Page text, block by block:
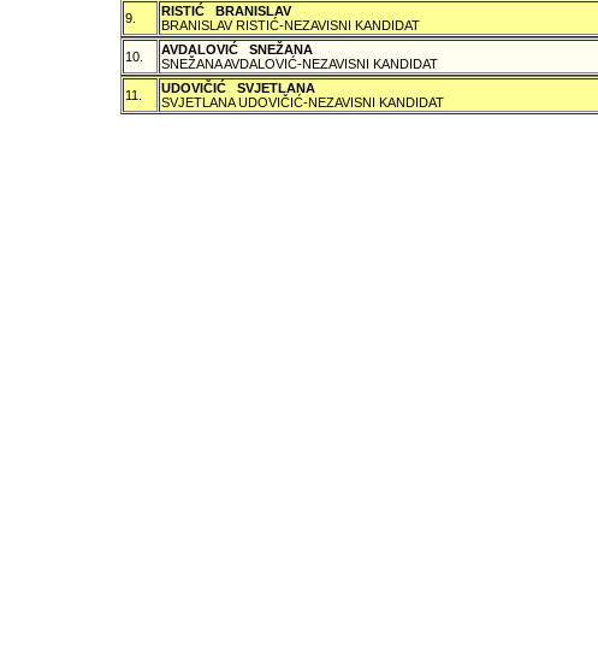
9.
RISTIĆ BRANISLAV
BRANISLAV RISTIĆ-NEZAVISNI KANDIDAT
10.
AVDALOVIĆ SNEŽANA
SNEŽANA AVDALOVIĆ-NEZAVISNI KANDIDAT
11.
UDOVIČIĆ SVJETLANA
SVJETLANA UDOVIČIĆ-NEZAVISNI KANDIDAT